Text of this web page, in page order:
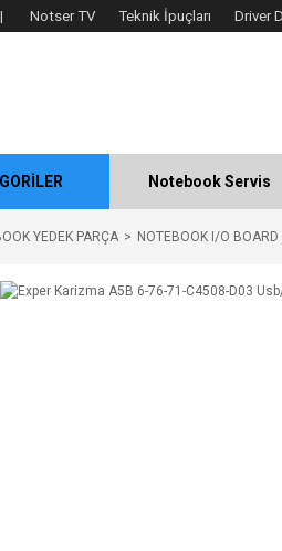
Notser TV Teknik İpuçları Driver
Notebook Servis
YEDEK PARÇA NOTEBOOK I/O BOARD